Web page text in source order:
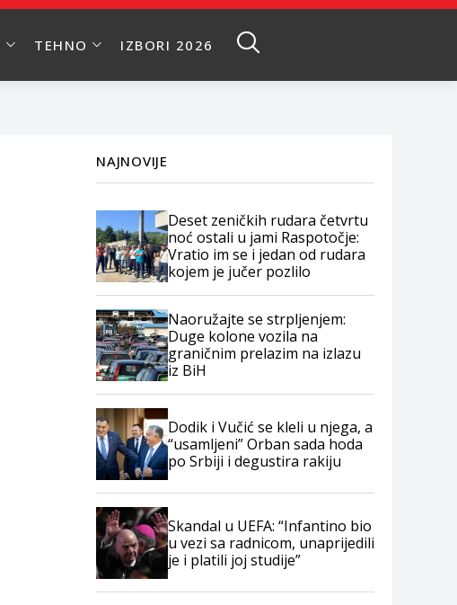
TEHNO IZBORI 2026
NAJNOVIJE
Deset zeničkih rudara četvrtu
noć ostali u jami Raspotočje:
Vratio im se i jedan od rudara
kojem je jučer pozlilo
Naoružajte se strpljenjem:
Duge kolone vozila na
graničnim prelazim na izlazu
iz BiH
Dodik i Vučić se kleli u njega, a
“usamljeni” Orban sada hoda
po Srbiji i degustira rakiju
Skandal u UEFA: “Infantino bio
u vezi sa radnicom, unaprijedili
je i platili joj studije”